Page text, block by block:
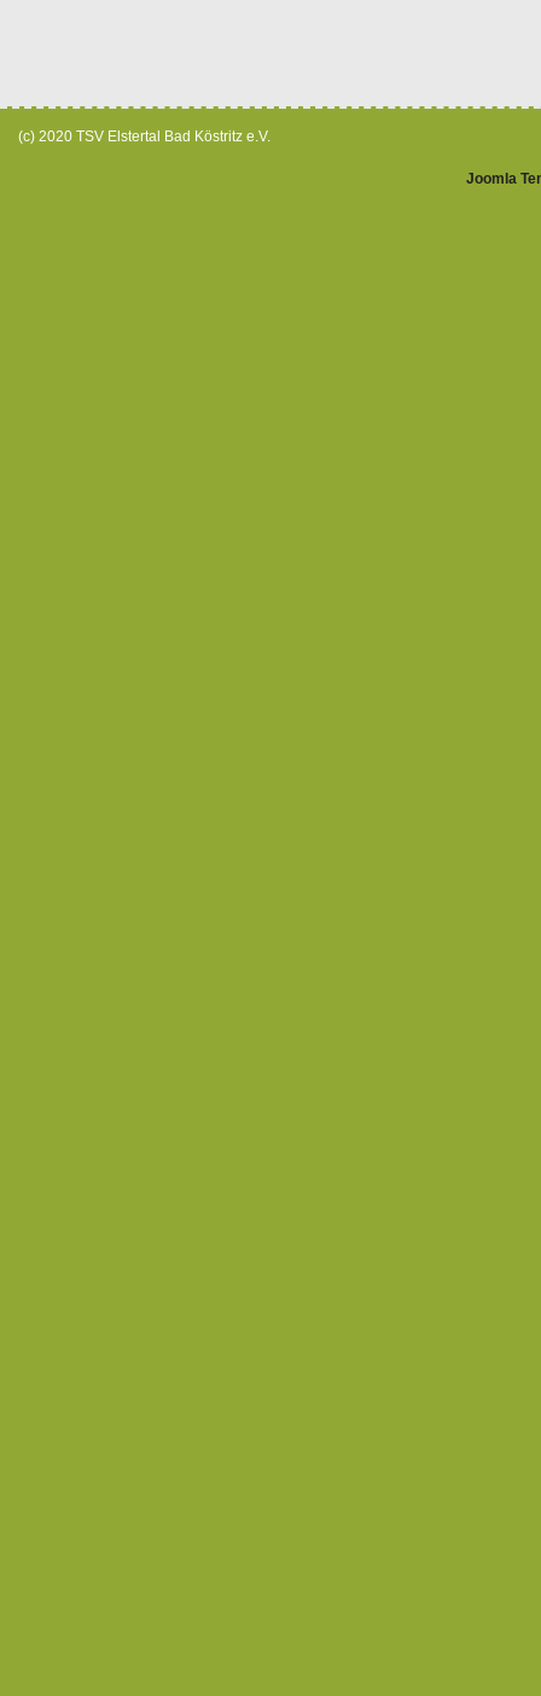
(c) 2020 TSV Elstertal Bad Köstritz e.V.
Joomla